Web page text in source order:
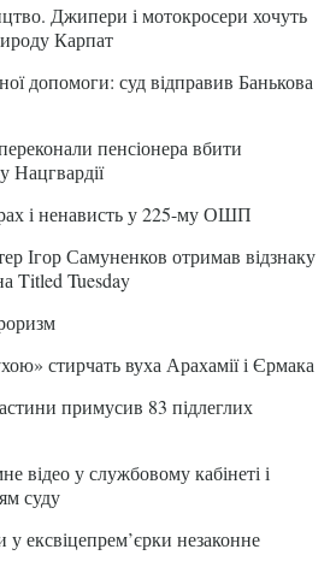
Джипери і мотокросери хочуть
Карпат
допомоги: суд відправив Банькова
пенсіонера вбити
Нацгвардії
і ненависть у 225-му ОШП
Ігор Самуненков отримав відзнаку
Titled Tuesday
стирчать вуха Арахамії і Єрмака
примусив 83 підлеглих
відео у службовому кабінеті і
суду
незаконне